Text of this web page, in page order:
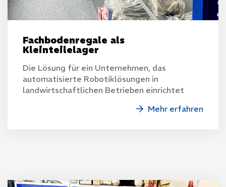
Fachbodenregale als
Kleinteilelager
Die Lösung für ein Unternehmen, das
automatisierte Robotiklösungen in
landwirtschaftlichen Betrieben einrichtet
Mehr erfahren